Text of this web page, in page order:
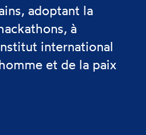
adoptant la
à
international
et de la paix